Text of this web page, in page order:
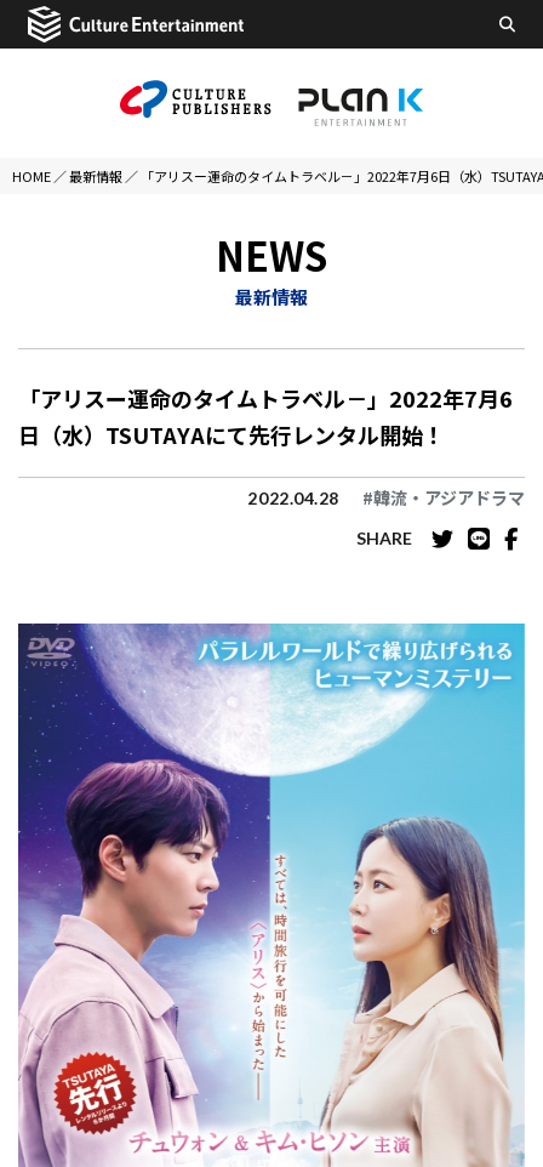
HOME ／最新情報 ／ 「アリスー運命のタイムトラベル－」2022年7月6日（水）
NEWS
最新情報
「アリスー運命のタイムトラベル－」2022年7月6
日（水）TSUTAYAにて先行レンタル開始！
2022.04.28 #韓流・アジアドラマ
SHARE